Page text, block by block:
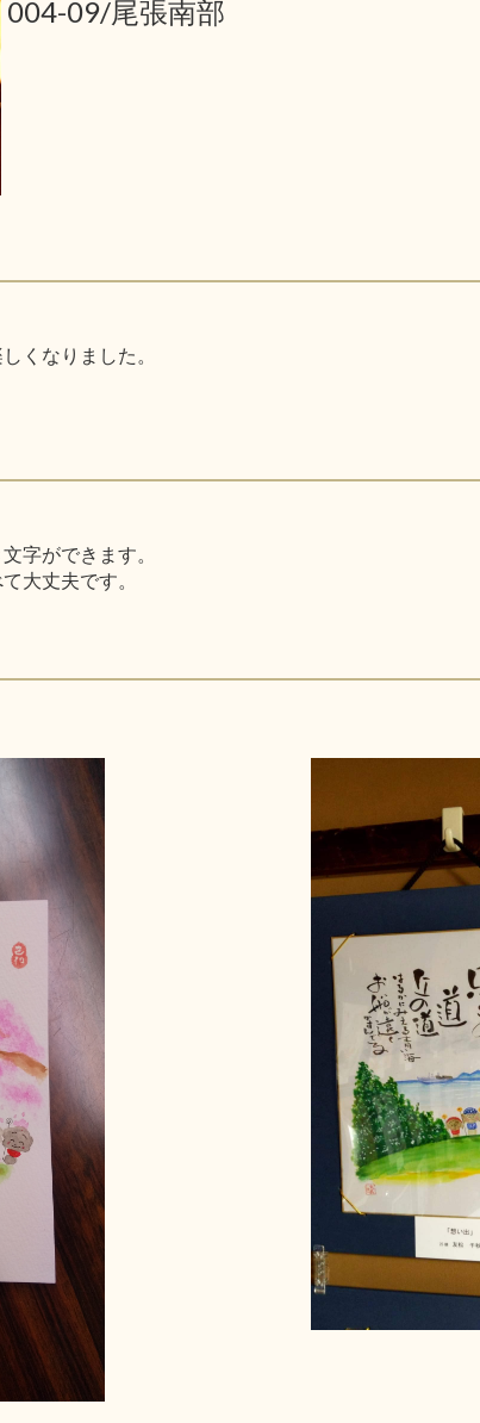
004-09/尾張南部
くなりました。
字ができます。
大丈夫です。